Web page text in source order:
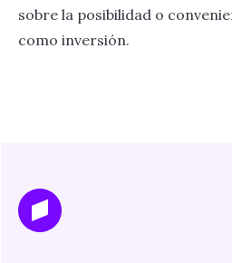
sobre la posibilidad o
como inversión.